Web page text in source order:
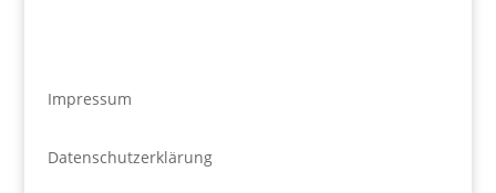
Impressum
Datenschutzerklärung